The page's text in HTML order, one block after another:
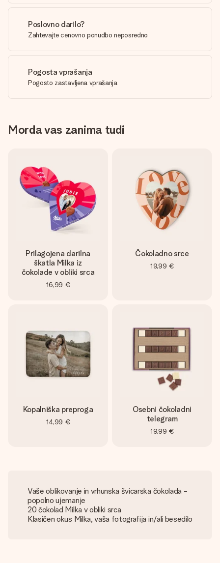
Poslovno darilo?
Zahtevajte cenovno ponudbo neposredno
Pogosta vprašanja
Pogosto zastavljena vprašanja
Morda vas zanima tudi
Prilagojena darilna
škatla Milka iz
čokolade v obliki srca
16,99 €
Čokoladno srce
19,99 €
Kopalniška preproga
14,99 €
Osebni čokoladni
telegram
19,99 €
Vaše oblikovanje in vrhunska švicarska čokolada -
popolno ujemanje
20 čokolad Milka v obliki srca
Klasičen okus Milka, vaša fotografija in/ali besedilo